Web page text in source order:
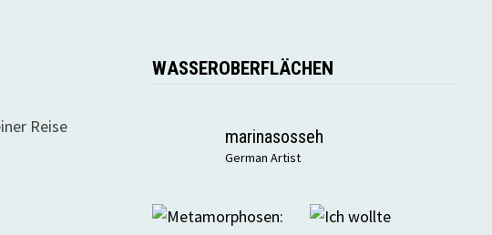
Reise
WASSEROBERFLÄCHEN
marinasosseh
German Artist